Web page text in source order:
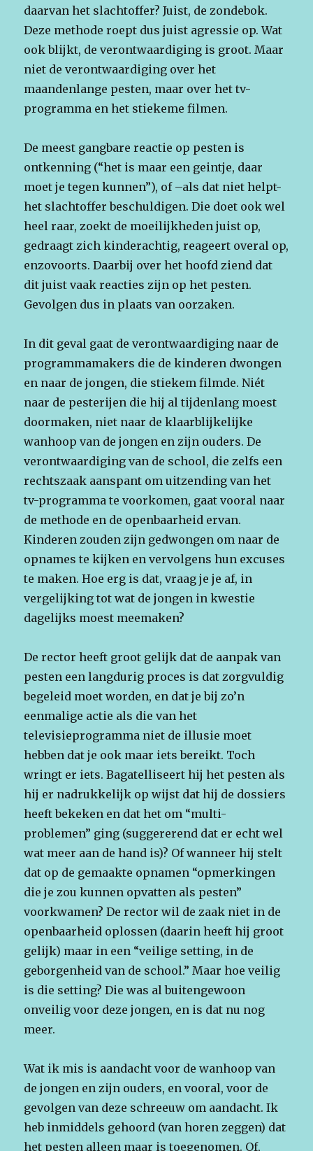
daarvan het slachtoffer? Juist, de zondebok.
Deze methode roept dus juist agressie op. Wat
ook blijkt, de verontwaardiging is groot. Maar
niet de verontwaardiging over het
maandenlange pesten, maar over het tv-
programma en het stiekeme filmen.
De meest gangbare reactie op pesten is
ontkenning (“het is maar een geintje, daar
moet je tegen kunnen”), of –als dat niet helpt-
het slachtoffer beschuldigen. Die doet ook wel
heel raar, zoekt de moeilijkheden juist op,
gedraagt zich kinderachtig, reageert overal op,
enzovoorts. Daarbij over het hoofd ziend dat
dit juist vaak reacties zijn op het pesten.
Gevolgen dus in plaats van oorzaken.
In dit geval gaat de verontwaardiging naar de
programmamakers die de kinderen dwongen
en naar de jongen, die stiekem filmde. Niét
naar de pesterijen die hij al tijdenlang moest
doormaken, niet naar de klaarblijkelijke
wanhoop van de jongen en zijn ouders. De
verontwaardiging van de school, die zelfs een
rechtszaak aanspant om uitzending van het
tv-programma te voorkomen, gaat vooral naar
de methode en de openbaarheid ervan.
Kinderen zouden zijn gedwongen om naar de
opnames te kijken en vervolgens hun excuses
te maken. Hoe erg is dat, vraag je je af, in
vergelijking tot wat de jongen in kwestie
dagelijks moest meemaken?
De rector heeft groot gelijk dat de aanpak van
pesten een langdurig proces is dat zorgvuldig
begeleid moet worden, en dat je bij zo’n
eenmalige actie als die van het
televisieprogramma niet de illusie moet
hebben dat je ook maar iets bereikt. Toch
wringt er iets. Bagatelliseert hij het pesten als
hij er nadrukkelijk op wijst dat hij de dossiers
heeft bekeken en dat het om “multi-
problemen” ging (suggererend dat er echt wel
wat meer aan de hand is)? Of wanneer hij stelt
dat op de gemaakte opnamen “opmerkingen
die je zou kunnen opvatten als pesten”
voorkwamen? De rector wil de zaak niet in de
openbaarheid oplossen (daarin heeft hij groot
gelijk) maar in een “veilige setting, in de
geborgenheid van de school.” Maar hoe veilig
is die setting? Die was al buitengewoon
onveilig voor deze jongen, en is dat nu nog
meer.
Wat ik mis is aandacht voor de wanhoop van
de jongen en zijn ouders, en vooral, voor de
gevolgen van deze schreeuw om aandacht. Ik
heb inmiddels gehoord (van horen zeggen) dat
het pesten alleen maar is toegenomen. Of,